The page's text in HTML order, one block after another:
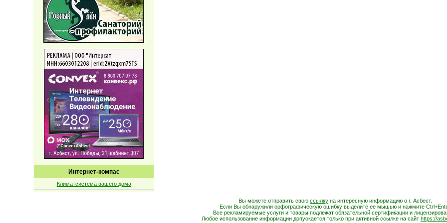
Интернет-компас
Климатсистема вашего дома
Вы можете отправить свою ссылку на интересную информацию о г. Асбест.
Если Вы обнаружили орфографическую ошибку выделите ее мышью и нажмите
Все рекламируемые услуги и товары подлежат обязательной сертификации и
Любое использование информации допускается только при активной ссылке на сайт https://